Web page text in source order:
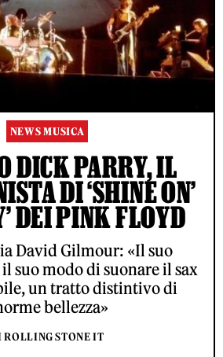
NEWS MUSICA
DICK PARRY, IL
DI ‘SHINE ON’
DEI PINK FLOYD
David Gilmour: «Il suo
suo modo di suonare il sax
un tratto distintivo di
bellezza»
ROLLING STONE IT